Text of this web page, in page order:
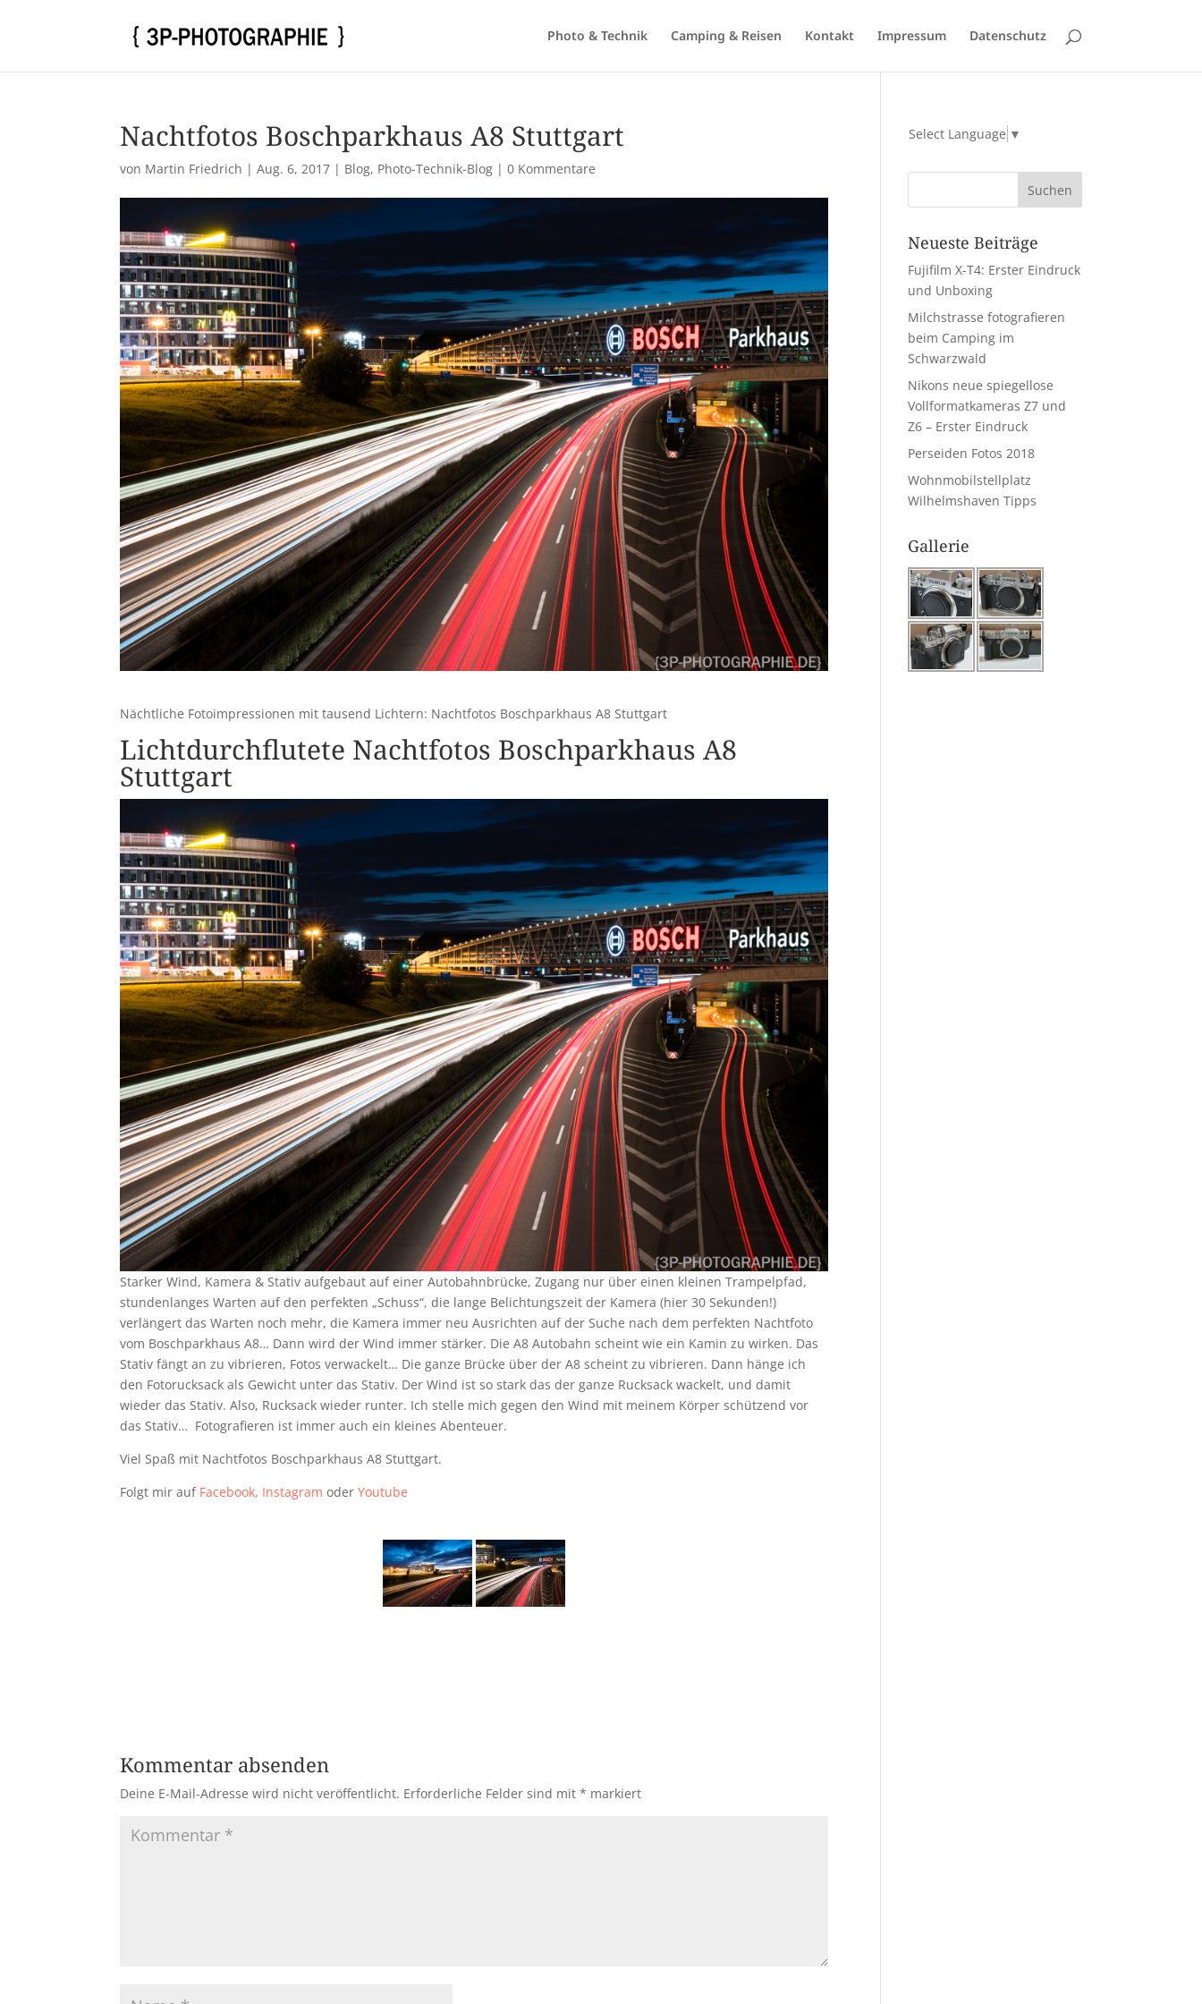
Photo & Technik Camping & Reisen Kontakt Impressum Datenschutz
Nachtfotos Boschparkhaus A8 Stuttgart
von Martin Friedrich |Aug. 6, 2017 | Blog, Photo-Technik-Blog |0 Kommentare
Nächtliche Fotoimpressionen mit tausend Lichtern: Nachtfotos Boschparkhaus A8 Stuttgart
Lichtdurchflutete Nachtfotos Boschparkhaus A8
Stuttgart
Starker Wind, Kamera & Stativ aufgebaut auf einer Autobahnbrücke, Zugang nur über einen kleinen Trampelpfad,
stundenlanges Warten auf den perfekten „Schuss“, die lange Belichtungszeit der Kamera (hier 30 Sekunden!)
verlängert das Warten noch mehr, die Kamera immer neu Ausrichten auf der Suche nach dem perfekten Nachtfoto
vom Boschparkhaus A8… Dann wird der Wind immer stärker. Die A8 Autobahn scheint wie ein Kamin zu wirken. Das
Stativ fängt an zu vibrieren, Fotos verwackelt… Die ganze Brücke über der A8 scheint zu vibrieren. Dann hänge ich
den Fotorucksack als Gewicht unter das Stativ. Der Wind ist so stark das der ganze Rucksack wackelt, und damit
wieder das Stativ. Also, Rucksack wieder runter. Ich stelle mich gegen den Wind mit meinem Körper schützend vor
das Stativ… Fotografieren ist immer auch ein kleines Abenteuer.
Viel Spaß mit Nachtfotos Boschparkhaus A8 Stuttgart.
Folgt mir auf Facebook, Instagram oderYoutube
Kommentar absenden
Deine E-Mail-Adresse wird nicht veröffentlicht. Erforderliche Felder sind mit* markiert
Select Language ▼
Neueste Beiträge
Fujifilm X-T4: Erster Eindruck
und Unboxing
Milchstrasse fotografieren
beim Camping im
Schwarzwald
Nikons neue spiegellose
Vollformatkameras Z7 und
Z6 – Erster Eindruck
Perseiden Fotos 2018
Wohnmobilstellplatz
Wilhelmshaven Tipps
Gallerie